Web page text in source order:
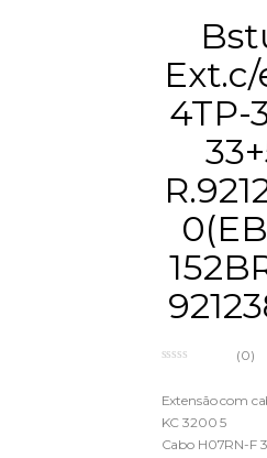
4TP-
u
o
f
5
(0)
Extensão com
KC 3200 5
Cabo H07RN-F